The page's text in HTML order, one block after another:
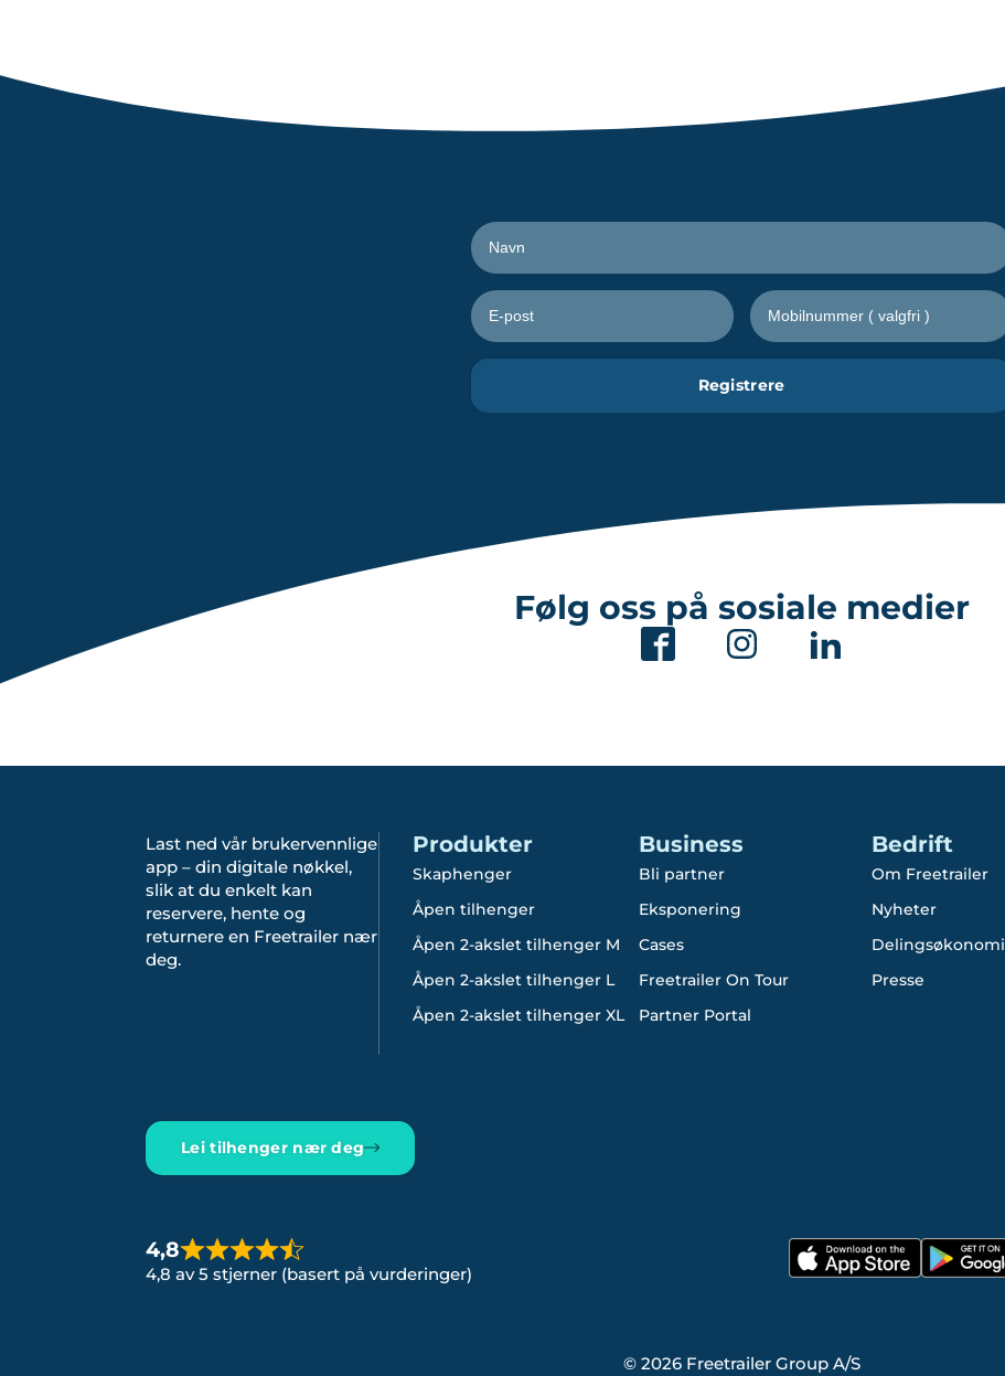
Registrere
Følg oss på sosiale medier
Last ned vår brukervennlige
app – din digitale nøkkel,
slik at du enkelt kan
reservere, hente og
returnere en Freetrailer nær
deg.
Produkter
Skaphenger
Åpen tilhenger
Åpen 2-akslet tilhenger M
Åpen 2-akslet tilhenger L
Åpen 2-akslet tilhenger XL
Business
Bli partner
Eksponering
Cases
Freetrailer On Tour
Partner Portal
Bedrift
Om Freetrailer
Nyheter
Delingsøkonomi
Presse
Lei tilhenger nær deg
4,8
4,8 av 5 stjerner (basert på vurderinger)
© 2026 Freetrailer Group A/S